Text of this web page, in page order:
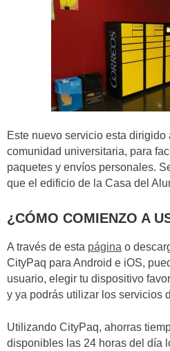
Este nuevo servicio esta dirigido
comunidad universitaria, para
paquetes y envíos personales.
que el edificio de la Casa del
¿CÓMO COMIENZO A
A través de esta página o
CityPaq para Android e iOS,
usuario, elegir tu dispositivo
y ya podrás utilizar los servicios
Utilizando CityPaq, ahorras
disponibles las 24 horas del día